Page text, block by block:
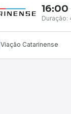
16:00
Duração:
Viação Catarinense